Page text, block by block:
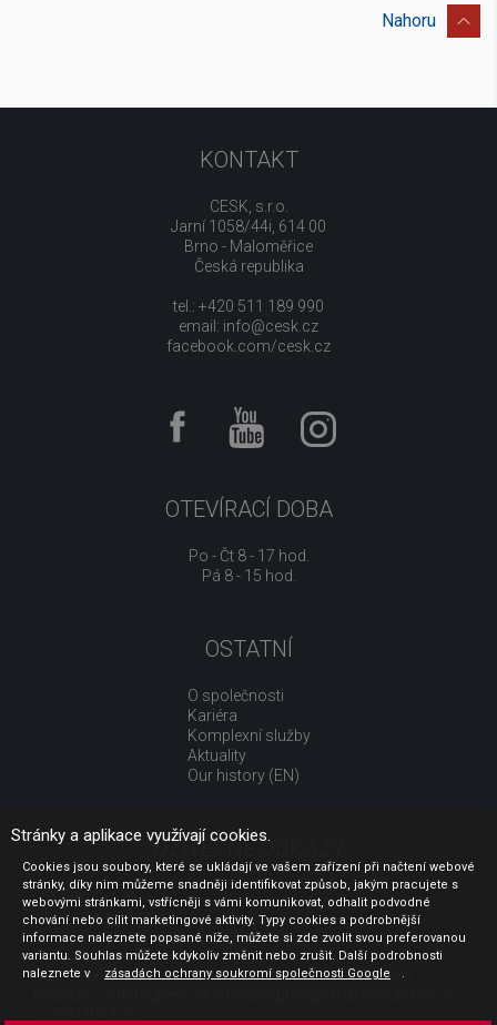
Nahoru
KONTAKT
CESK, s.r.o.
Jarní 1058/44i, 614 00
Brno - Maloměřice
Česká republika
tel.: +420 511 189 990
email: info@cesk.cz
facebook.com/cesk.cz
OTEVÍRACÍ DOBA
Po - Čt 8 - 17 hod.
Pá 8 - 15 hod.
OSTATNÍ
O společnosti
Kariéra
Komplexní služby
Aktuality
Our history (EN)
UŽITEČNÉ ODKAZY
Jak nakupovat
Obchodní podmínky
GDPR - ochrana osobních údajů
Profil zadavatele
Sdělení před uzavřením kupní smlouvy pro spotřebitele
Stránky a aplikace využívají cookies.
Cookies jsou soubory, které se ukládají ve vašem zařízení při načtení webové
stránky, díky nim můžeme snadněji identifikovat způsob, jakým pracujete s
webovými stránkami, vstřícněji s vámi komunikovat, odhalit podvodné
chování nebo cílit marketingové aktivity. Typy cookies a podrobnější
informace naleznete popsané níže, můžete si zde zvolit svou preferovanou
variantu. Souhlas můžete kdykoliv změnit nebo zrušit. Další podrobnosti
naleznete v
zásadách ochrany soukromí společnosti Google .